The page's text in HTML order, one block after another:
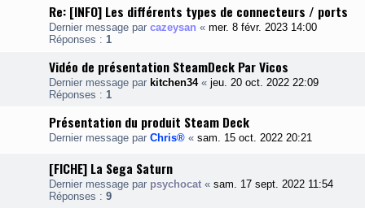
Re: [INFO] Les différents types de connecteurs / ports
Dernier message par cazeysan « mer. 8 févr. 2023 14:00
Réponses : 1
Vidéo de présentation SteamDeck Par Vicos
Dernier message par kitchen34« jeu. 20 oct. 2022 22:09
Réponses : 1
Présentation du produit Steam Deck
Dernier message par Chris® « sam. 15 oct. 2022 20:21
[FICHE] La Sega Saturn
Dernier message par psychocat « sam. 17 sept. 2022 11:54
Réponses : 9